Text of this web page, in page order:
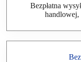
Bezpłatna
handlowej,